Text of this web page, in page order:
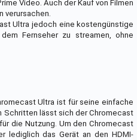
Video. Auch der Kauf von Filmen
verursachen.
Ultra jedoch eine kostengünstige
Fernseher zu streamen, ohne
Ultra ist für seine einfache
Schritten lässt sich der Chromecast
die Nutzung. Um den Chromecast
lediglich das Gerät an den HDMI-